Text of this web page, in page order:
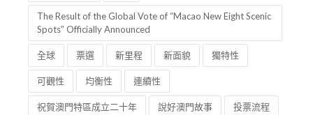
The Result of the Global Vote of “Macao New Eight Scenic
Spots” Officially Announced
全球 票選 新里程 新面貌 獨特性
可觀性 均衡性 連續性
祝賀澳門特區成立二十年 說好澳門故事 投票流程